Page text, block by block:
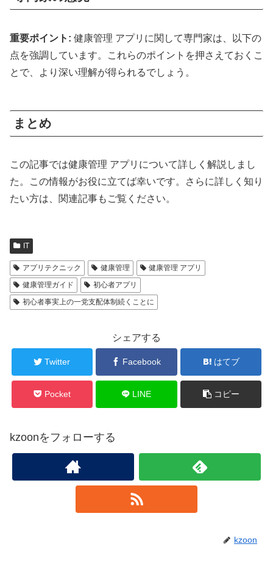
重要ポイント: 健康管理 アプリに関して専門家は、以下の
点を強調しています。これらのポイントを押さえておくこ
とで、より深い理解が得られるでしょう。
まとめ
この記事では健康管理 アプリについて詳しく解説しまし
た。この情報がお役に立てば幸いです。さらに詳しく知り
たい方は、関連記事もご覧ください。
IT
アプリテクニック 健康管理
健康管理 アプリ
健康管理ガイド
初心者アプリ
初心者事実上の一党支配体制続くことに
シェアする
Twitter Facebook はてブ
Pocket LINE コピー
kzoonをフォローする
kzoon